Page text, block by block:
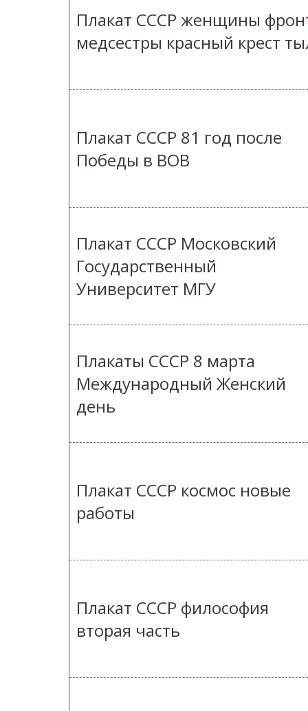
Плакат СССР женщины
медсестры красный крест
Плакат СССР 81 год после
Победы в ВОВ
Плакат СССР Московский
Государственный
Университет МГУ
Плакаты СССР 8 марта
Международный Женский
день
Плакат СССР космос новые
работы
Плакат СССР философия
вторая часть